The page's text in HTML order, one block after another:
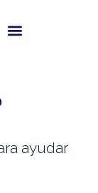
ayudar